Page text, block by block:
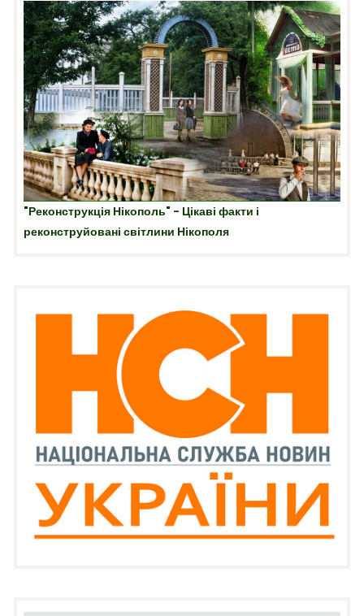
"Реконструкція Нікополь" - Цікаві факти і
реконструйовані світлини Нікополя